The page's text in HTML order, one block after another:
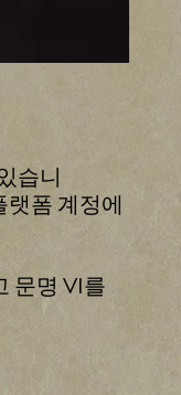
습니
폼 계정에
문명 VI를